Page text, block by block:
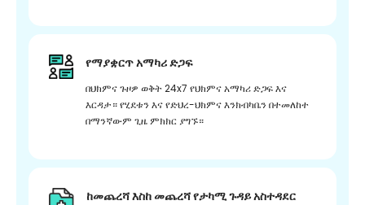
የማያቋርጥ አማካሪ ድጋፍ
በህክምና ጉዞዎ ወቅት 24x7 የህክምና አማካሪ ድጋፍ እና
እርዳታ። የሂደቱን እና የድህረ-ህክምና እንክብካቤን በተመለከተ
በማንኛውም ጊዜ ምክክር ያግኙ።
ከመጨረሻ እስከ መጨረሻ የታካሚ ጉዳይ አስተዳደር